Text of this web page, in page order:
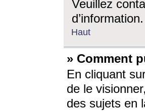
Veuillez
d’information.
Haut
» Comment
En cliquant
de le
des sujets en